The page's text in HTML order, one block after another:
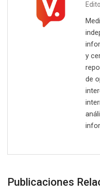
y
de
Publicaciones